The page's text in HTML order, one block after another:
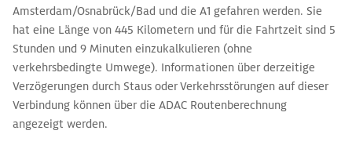
Amsterdam/Osnabrück/Bad und die A1 gefahren werden. Sie
hat eine Länge von 445 Kilometern und für die Fahrtzeit sind 5
Stunden und 9 Minuten einzukalkulieren (ohne
verkehrsbedingte Umwege). Informationen über derzeitige
Verzögerungen durch Staus oder Verkehrsstörungen auf dieser
Verbindung können über die ADAC Routenberechnung
angezeigt werden.